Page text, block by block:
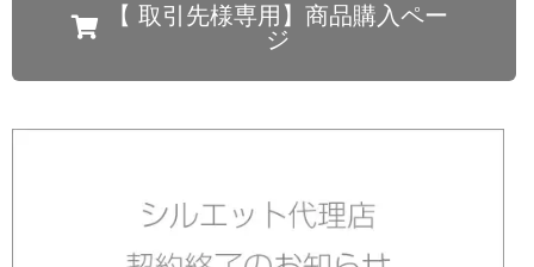
【 取引先様専用】商品購入ペー
ジ